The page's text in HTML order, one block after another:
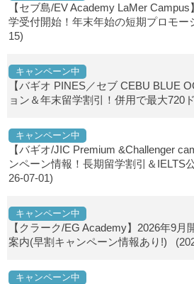
【セブ島/EV Academy LaMer
学受付開始！年末年始の短期プロモー
15)
キャンペーン中
【バギオ PINES／セブ CEBU BLUE
ョン＆年末留学割引！併用で最大720
キャンペーン中
【バギオ/JIC Premium &Challenger
ンペーン情報！長期留学割引＆IELTS
26-07-01)
キャンペーン中
【クラーク/EG Academy】2026年9
案内(早割キャンペーン情報あり!)
キャンペーン中